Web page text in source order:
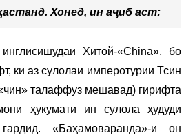
Хонед, ин аҷиб аст:
Хитой-«China», бо
ки аз сулолаи имперотурии Тсин
талаффуз мешавад) гирифта
ҳукумати ин сулола ҳудуди
«Баҳамоваранда»-и он